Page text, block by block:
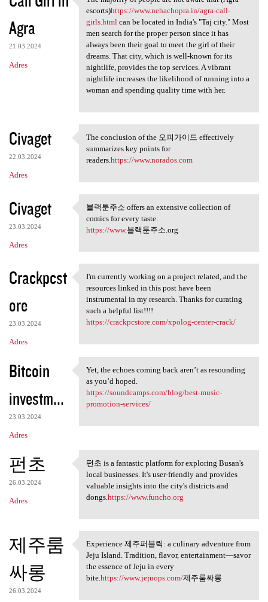
Agra
21.03.2024
Adres
The majority of people are
escorts)https://www.nehachopra.in/agra-call-
girls.htmlcan be located in India's "Taj city." Most
men search for the proper person since it has
always been their goal to meet the girl of their
dreams. That city, which is well-known for its
nightlife, provides the top services. A vibrant
nightlife increases the likelihood of running into a
woman and spending quality time with her.
Civaget
22.03.2024
Adres
The conclusion of the 오피가이드
The conclusion of the 오피가이드 effectively
summarizes key points for
readers. https://www.norados.com
Civaget
23.03.2024
Adres
블랙툰주소 offers an extensive
블랙툰주소 offers an extensive collection of
comics for every taste.
https://www.블랙툰주소.org
Crackpcst
ore
23.03.2024
Adres
I'm currently working on a
I'm currently working on a project related, and the
resources linked in this post have been
instrumental in my research. Thanks for curating
such a helpful list!!!!
https://crackpcstore.com/xpolog-center-crack/
Bitcoin
investm...
23.03.2024
Adres
Yet, the echoes coming back
Yet, the echoes coming back aren’t as resounding
as you’d hoped.
https://soundcamps.com/blog/best-music-
promotion-services/
펀초
26.03.2024
Adres
펀초 is a fantastic platform
펀초 is a fantastic platform for exploring Busan's
local businesses. It's user-friendly and provides
valuable insights into the city's districts and
dongs. https://www.funcho.org
제주룸
싸롱
26.03.2024
Experience 제주퍼블릭: a culinary
Experience 제주퍼블릭: a culinary adventure from
Jeju Island. Tradition, flavor, entertainment—savor
the essence of Jeju in every
bite.https://www.jejuops.com/제주룸싸롱